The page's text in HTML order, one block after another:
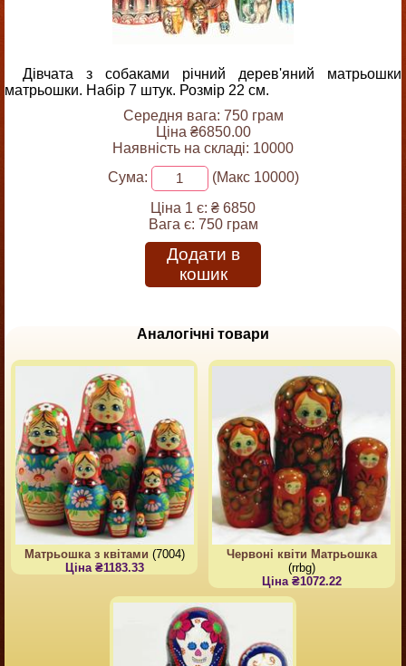
Дівчата з собаками річний дерев'яний матрьошки
матрьошки. Набір 7 штук. Розмір 22 см.
Середня вага: 750 грам
Ціна ₴6850.00
Наявність на складі: 10000
Сума:
(Макс 10000)
Ціна 1 є: ₴ 6850
Вага є: 750 грам
Додати в
кошик
Аналогічні товари
Матрьошка з квітами (7004)
Ціна ₴1183.33
Червоні квіти Матрьошка
(rrbg)
Ціна ₴1072.22